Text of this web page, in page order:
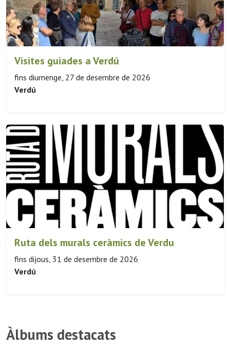
Visites guiades a Verdú
fins diumenge, 27 de desembre de 2026
Verdú
Ruta dels murals ceràmics de Verdu
fins dijous, 31 de desembre de 2026
Verdú
Àlbums destacats